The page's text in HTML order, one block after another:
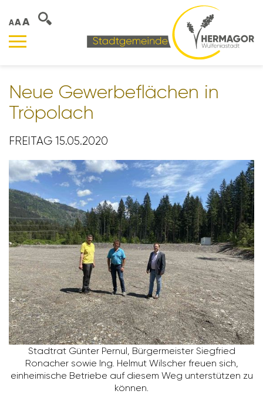
AAA
Neue Gewer­be­flä­chen in
Tröpo­lach
FREITAG 15.05.2020
Stadtrat Günter Pernul, Bürger­meister Sieg­fried
Ronacher sowie Ing. Helmut Wilscher freuen sich,
einhei­mi­sche Betriebe auf diesem Weg unter­stützen zu
können.